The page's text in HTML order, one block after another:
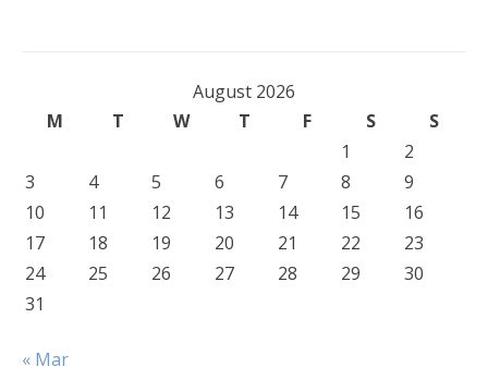
August 2026
M
T W T F S
S
1
2
3
4 5 6 7 8
9
10
11 12 13 14 15
16
17
18 19 20 21 22
23
24
25 26 27 28 29
30
31
« Mar